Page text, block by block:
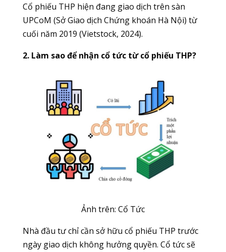
Cổ phiếu THP hiện đang giao dịch trên sàn
UPCoM (Sở Giao dịch Chứng khoán Hà Nội) từ
cuối năm 2019 (Vietstock, 2024).
2. Làm sao để nhận cổ tức từ cổ phiếu THP?
Ảnh trên: Cổ Tức
Nhà đầu tư chỉ cần sở hữu cổ phiếu THP trước
ngày giao dịch không hưởng quyền. Cổ tức sẽ